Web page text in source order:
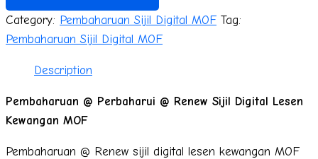
Category: Pembaharuan Sijil Digital MOF Tag:
Pembaharuan Sijil Digital MOF
Description
Pembaharuan @ Perbaharui @ Renew Sijil Digital Lesen
Kewangan MOF
Pembaharuan @ Renew sijil digital lesen kewangan MOF